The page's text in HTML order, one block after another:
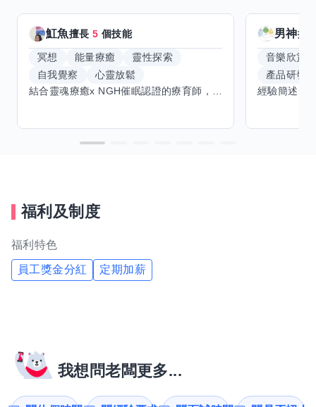
魟魚擅長5 個技能
冥想 能量療癒
靈性探索
自我覺察
心靈放鬆
男神擅
音樂欣賞
產品研發
福利及制度
福利特色
員工獎金分紅 定期加薪
我想問老闆更多...